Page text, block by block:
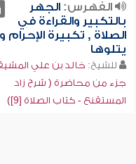
الفهرس:الجهر
بالتكبير والقراءة في
الصلاة , تكبيرة الإحرام
يتلوها
للشيخ: خالد بن علي
جزء من محاضرة ( شرح زاد
المستقنع - كتاب الصلاة [9])